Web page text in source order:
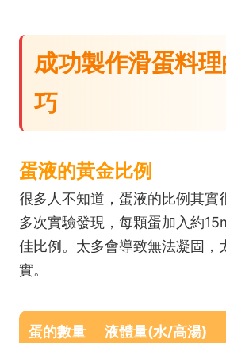
成功製作滑蛋料
巧
蛋液的黃金比例
很多人不知道，蛋液的比例其實
多次實驗發現，每顆蛋加入約
佳比例。太多會導致無法凝固，
實。
蛋的數量 液體量(水/高湯)